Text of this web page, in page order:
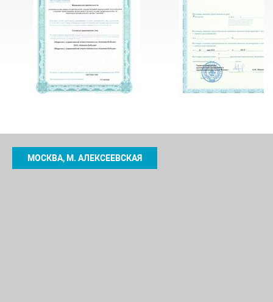
МОСКВА, М. АЛЕКСЕЕВСКАЯ